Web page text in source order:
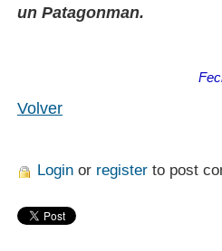
un Patagonman.
Volver
Login or register to post